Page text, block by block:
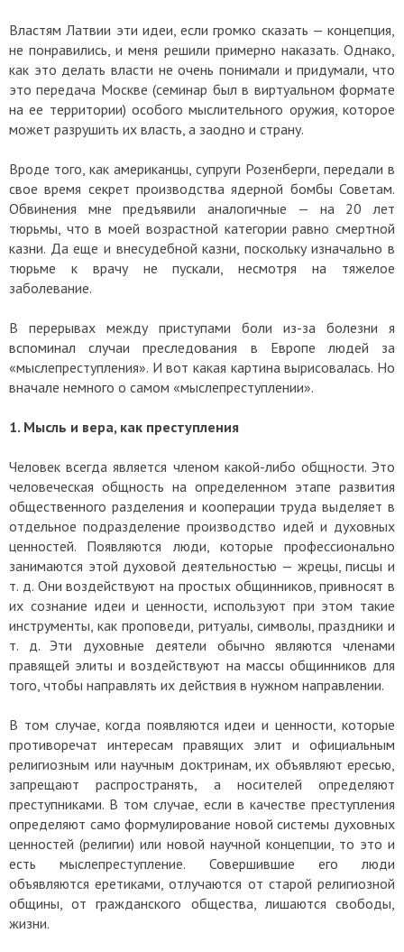
Властям Латвии эти идеи, если громко сказать — концепция,
не понравились, и меня решили примерно наказать. Однако,
как это делать власти не очень понимали и придумали, что
это передача Москве (семинар был в виртуальном формате
на ее территории) особого мыслительного оружия, которое
может разрушить их власть, а заодно и страну.
Вроде того, как американцы, супруги Розенберги, передали в
свое время секрет производства ядерной бомбы Советам.
Обвинения мне предъявили аналогичные — на 20 лет
тюрьмы, что в моей возрастной категории равно смертной
казни. Да еще и внесудебной казни, поскольку изначально в
тюрьме к врачу не пускали, несмотря на тяжелое
заболевание.
В перерывах между приступами боли из-за болезни я
вспоминал случаи преследования в Европе людей за
«мыслепреступления». И вот какая картина вырисовалась. Но
вначале немного о самом «мыслепреступлении».
1. Мысль и вера, как преступления
Человек всегда является членом какой-либо общности. Это
человеческая общность на определенном этапе развития
общественного разделения и кооперации труда выделяет в
отдельное подразделение производство идей и духовных
ценностей. Появляются люди, которые профессионально
занимаются этой духовой деятельностью — жрецы, писцы и
т. д. Они воздействуют на простых общинников, привносят в
их сознание идеи и ценности, используют при этом такие
инструменты, как проповеди, ритуалы, символы, праздники и
т. д. Эти духовные деятели обычно являются членами
правящей элиты и воздействуют на массы общинников для
того, чтобы направлять их действия в нужном направлении.
В том случае, когда появляются идеи и ценности, которые
противоречат интересам правящих элит и официальным
религиозным или научным доктринам, их объявляют ересью,
запрещают распространять, а носителей определяют
преступниками. В том случае, если в качестве преступления
определяют само формулирование новой системы духовных
ценностей (религии) или новой научной концепции, то это и
есть мыслепреступление. Совершившие его люди
объявляются еретиками, отлучаются от старой религиозной
общины, от гражданского общества, лишаются свободы,
жизни.